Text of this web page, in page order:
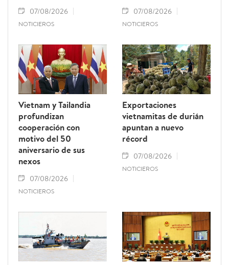
07/08/2026
NOTICIEROS
07/08/2026
NOTICIEROS
Vietnam y Tailandia
profundizan
cooperación con
motivo del 50
aniversario de sus
nexos
07/08/2026
NOTICIEROS
Exportaciones
vietnamitas de durián
apuntan a nuevo
récord
07/08/2026
NOTICIEROS